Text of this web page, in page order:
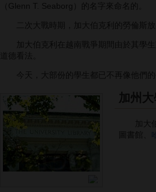
（Glenn T. Seaborg）的名字來命名的。
二次大戰時期，加大伯克利的勞倫斯放
加大伯克利在越南戰爭期間由於其學生
道德看法。
今天，大部份的學生都已不再像他們的
加州
加大伯